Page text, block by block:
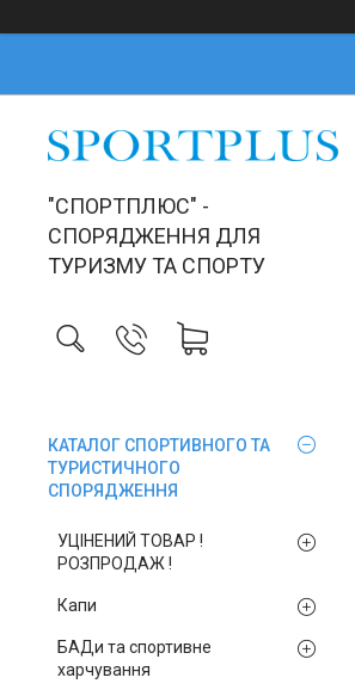
"СПОРТПЛЮС" -
СПОРЯДЖЕННЯ ДЛЯ
ТУРИЗМУ ТА СПОРТУ
КАТАЛОГ СПОРТИВНОГО ТА
ТУРИСТИЧНОГО
СПОРЯДЖЕННЯ
УЦІНЕНИЙ ТОВАР !
РОЗПРОДАЖ !
Капи
БАДи та спортивне
харчування